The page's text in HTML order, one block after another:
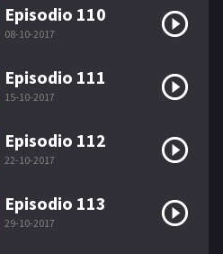
Episodio 110
08-10-2017
Episodio 111
15-10-2017
Episodio 112
22-10-2017
Episodio 113
29-10-2017